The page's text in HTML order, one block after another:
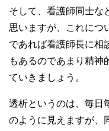
そして、看護師同士な
思いますが、これにつ
であれば看護師長に相
もあるのであまり精神
ていきましょう。
透析というのは、毎日
のように見えますが、